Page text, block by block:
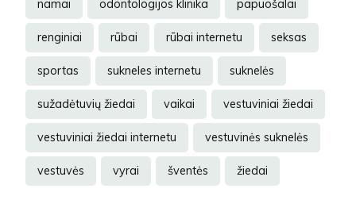
namai odontologijos klinika papuošalai
renginiai rūbai rūbai internetu seksas
sportas sukneles internetu suknelės
sužadėtuvių žiedai vaikai vestuviniai žiedai
vestuviniai žiedai internetu vestuvinės suknelės
vestuvės vyrai šventės žiedai